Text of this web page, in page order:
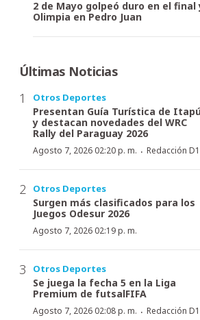
2 de Mayo golpeó duro en el final
Olimpia en Pedro Juan
Últimas Noticias
Otros Deportes
Presentan Guía Turística de
y destacan novedades del WRC
Rally del Paraguay 2026
Agosto 7, 2026 02:20 p. m. · Redacción
Otros Deportes
Surgen más clasificados para los
Juegos Odesur 2026
Agosto 7, 2026 02:19 p. m.
Otros Deportes
Se juega la fecha 5 en la Liga
Premium de futsalFIFA
Agosto 7, 2026 02:08 p. m. · Redacción